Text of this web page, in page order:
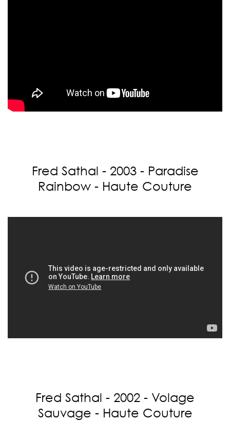
Fred Sathal - 2003 - Paradise
Rainbow - Haute Couture
Fred Sathal - 2002 - Volage
Sauvage - Haute Couture